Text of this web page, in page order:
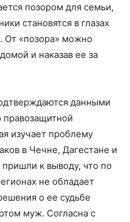
позором для семьи,
становятся в глазах
От «позора» можно
и наказав ее за
данными
правозащитной
изучает проблему
в Чечне, Дагестане и
к выводу, что по
не обладает
о ее судьбе
муж. Согласна с